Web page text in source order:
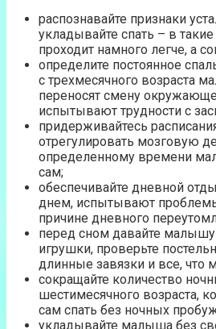
распознавайте признаки
укладывайте спать – в
проходит намного легче, а
определите постоянное
с трехмесячного возраста
переносят смену
испытывают трудности с
придерживайтесь
отрегулировать мозговую
определенному времени
сам;
обеспечивайте дневной
днем, испытывают
причине дневного
перед сном давайте
игрушки, проверьте
длинные завязки и все, что
сокращайте количество
шестимесячного возраста,
сам спать без ночных
укладывайте малыша без